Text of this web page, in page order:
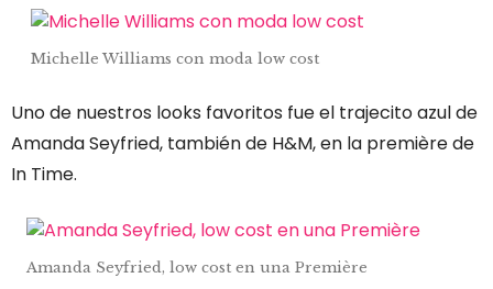
Michelle Williams con moda low cost
Uno de nuestros looks favoritos fue el trajecito azul de
Amanda Seyfried, también de H&M, en la première de
In Time.
Amanda Seyfried, low cost en una Première